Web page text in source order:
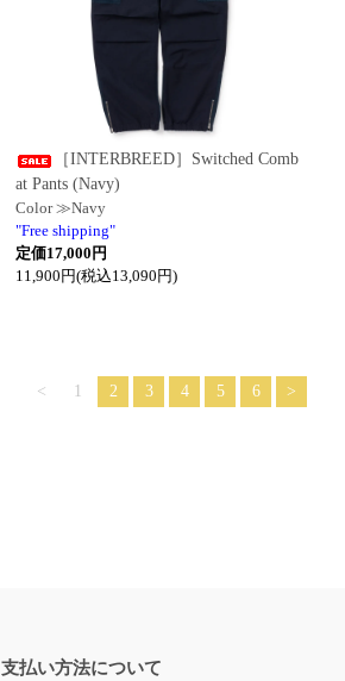
［INTERBREED］Switched Comb
at Pants (Navy)
Color ≫Navy
"Free shipping"
定価17,000円
11,900円(税込13,090円)
< 1 2 3 4 5 6 >
支払い方法について